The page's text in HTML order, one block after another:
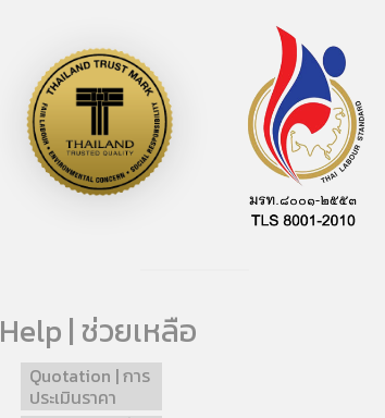
Help | ช่วยเหลือ
Quotation | การ
ประเมินราคา